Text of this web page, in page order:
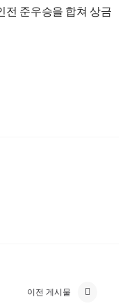
전 준우승을 합쳐 상금
이전 게시물